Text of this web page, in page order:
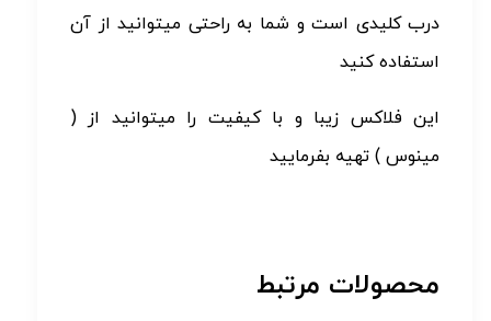
درب کلیدی است و شما به راحتی میتوانید از آن
استفاده کنید
این فلاکس زیبا و با کیفیت را میتوانید از (
مینوس ) تهیه بفرمایید
محصولات مرتبط